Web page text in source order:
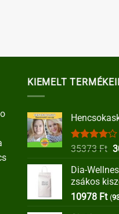
KIEMELT
Értékelés:
35373Ft
Dia-
zsákos
10978 Ft (